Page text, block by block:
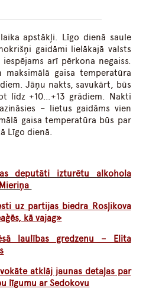
apstākļi. Līgo dienā saule
gaidāmi lielākajā valsts
arī pērkona negaiss.
maksimālā gaisa temperatūra
Jāņu nakts, savukārt, būs
līdz +10…+13 grādiem. Naktī
– lietus gaidāms vien
gaisa temperatūra būs par
Līgo dienā.
deputāti izturētu alkohola
uz partijas biedra Rosļikova
kā vajag»
laulības gredzenu – Elita
atklāj jaunas detaļas par
līgumu ar Sedokovu